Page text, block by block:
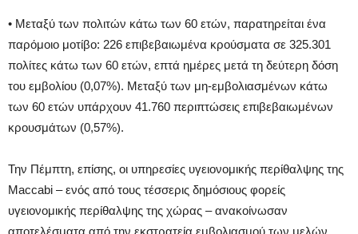
• Μεταξύ των πολιτών κάτω των 60 ετών, παρατηρείται ένα
παρόμοιο μοτίβο: 226 επιβεβαιωμένα κρούσματα σε 325.301
πολίτες κάτω των 60 ετών, επτά ημέρες μετά τη δεύτερη δόση
του εμβολίου (0,07%). Μεταξύ των μη-εμβολιασμένων κάτω
των 60 ετών υπάρχουν 41.760 περιπτώσεις επιβεβαιωμένων
κρουσμάτων (0,57%).
Την Πέμπτη, επίσης, οι υπηρεσίες υγειονομικής περίθαλψης της
Maccabi – ενός από τους τέσσερις δημόσιους φορείς
υγειονομικής περίθαλψης της χώρας – ανακοίνωσαν
αποτελέσματα από την εκστρατεία εμβολιασμού των μελών